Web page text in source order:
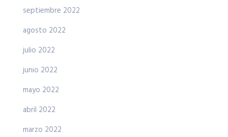
septiembre 2022
agosto 2022
julio 2022
junio 2022
mayo 2022
abril 2022
marzo 2022